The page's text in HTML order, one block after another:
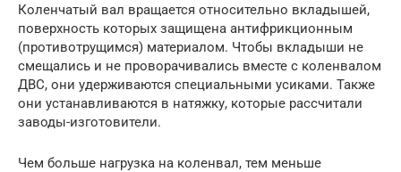
Коленчатый вал вращается относительно вкладышей,
поверхность которых защищена антифрикционным
(противотрущимся) материалом. Чтобы вкладыши не
смещались и не проворачивались вместе с коленвалом
ДВС, они удерживаются специальными усиками. Также
они устанавливаются в натяжку, которые рассчитали
заводы-изготовители.
Чем больше нагрузка на коленвал, тем меньше